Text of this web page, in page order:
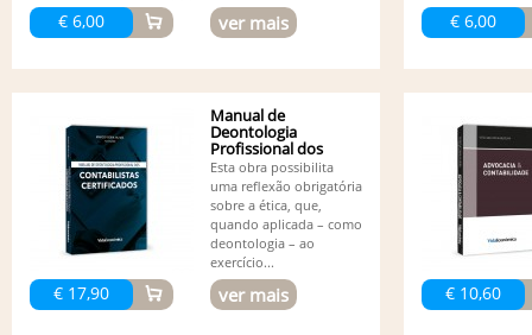
€ 6,00 ver mais € 6,00
€ 17,90
Manual de
Deontologia
Profissional dos
Contabilistas...
Esta obra possibilita
uma reflexão obrigatória
sobre a ética, que,
quando aplicada – como
deontologia – ao
exercício...
ver mais € 10,60